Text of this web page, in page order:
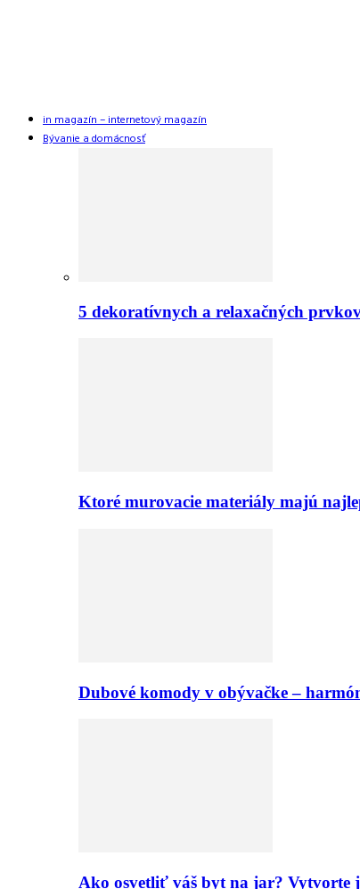
in magazín – internetový magazín
Bývanie a domácnosť
5 dekoratívnych a relaxačných
Ktoré murovacie materiály majú
Dubové komody v obývačke –
Ako osvetliť váš byt na jar? Vytvorte